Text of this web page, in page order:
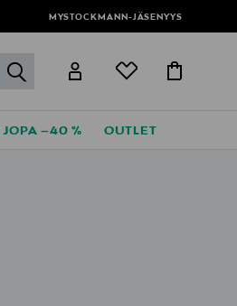
MYSTOCKMANN-JÄSENYYS
label.header.go
JOPA –40 % OUTLET